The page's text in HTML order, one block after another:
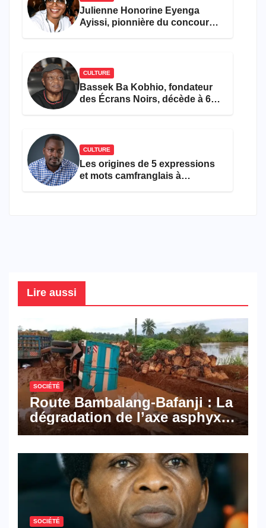
Julienne Honorine Eyenga
Ayissi, pionnière du concours
CULTURE
Bassek Ba Kobhio, fondateur
des Écrans Noirs, décède à 69
CULTURE
Les origines de 5 expressions
et mots camfranglais à
Lire aussi
SOCIÉTÉ
Route Bambalang-Bafanji : La
dégradation de l’axe asphyxie
les activités économiques
SOCIÉTÉ